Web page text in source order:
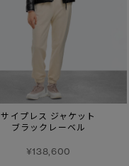
サイプレス ジャケット
ブラックレーベル
¥138,600